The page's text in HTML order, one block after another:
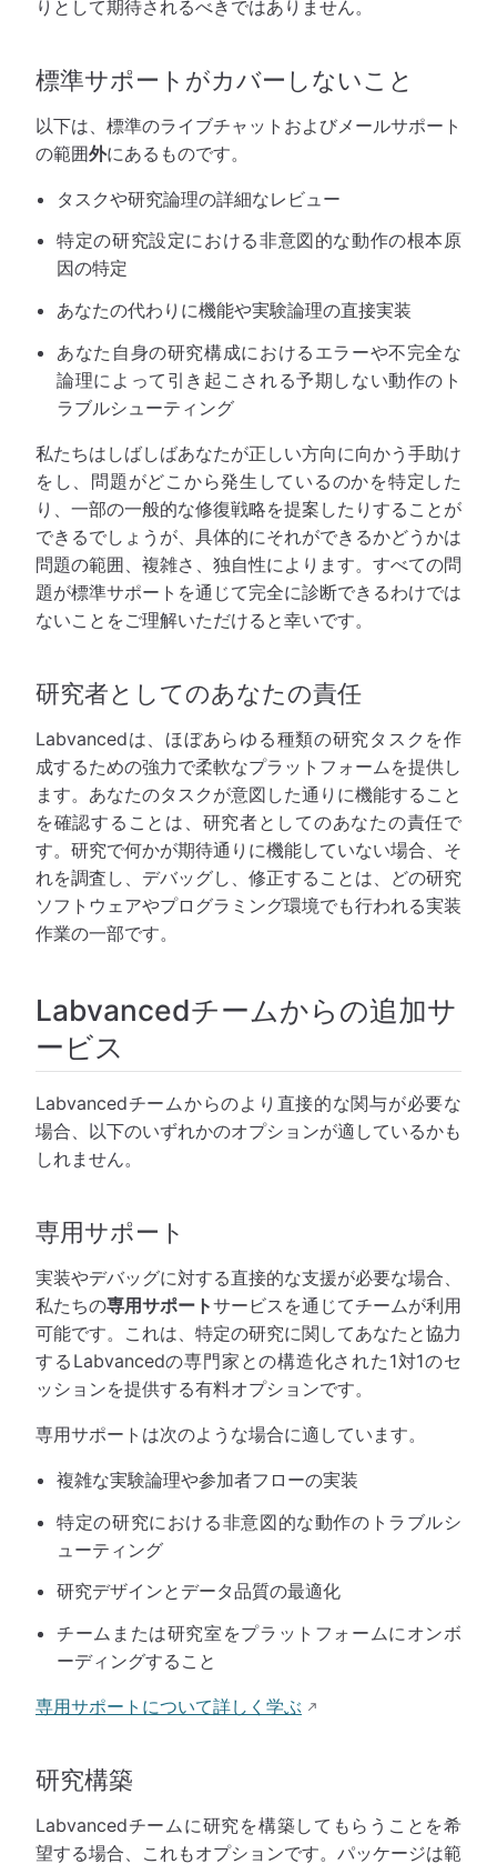
りとして期待されるべきではありません。
標準サポートがカバーしないこと
以下は、標準のライブチャットおよびメールサポート
の範囲外にあるものです。
タスクや研究論理の詳細なレビュー
特定の研究設定における非意図的な動作の根本原
因の特定
あなたの代わりに機能や実験論理の直接実装
あなた自身の研究構成におけるエラーや不完全な
論理によって引き起こされる予期しない動作のト
ラブルシューティング
私たちはしばしばあなたが正しい方向に向かう手助け
をし、問題がどこから発生しているのかを特定した
り、一部の一般的な修復戦略を提案したりすることが
できるでしょうが、具体的にそれができるかどうかは
問題の範囲、複雑さ、独自性によります。すべての問
題が標準サポートを通じて完全に診断できるわけでは
ないことをご理解いただけると幸いです。
研究者としてのあなたの責任
Labvancedは、ほぼあらゆる種類の研究タスクを作
成するための強力で柔軟なプラットフォームを提供し
ます。あなたのタスクが意図した通りに機能すること
を確認することは、研究者としてのあなたの責任で
す。研究で何かが期待通りに機能していない場合、そ
れを調査し、デバッグし、修正することは、どの研究
ソフトウェアやプログラミング環境でも行われる実装
作業の一部です。
Labvancedチームからの追加サ
ービス
Labvancedチームからのより直接的な関与が必要な
場合、以下のいずれかのオプションが適しているかも
しれません。
専用サポート
実装やデバッグに対する直接的な支援が必要な場合、
私たちの専用サポートサービスを通じてチームが利用
可能です。これは、特定の研究に関してあなたと協力
するLabvancedの専門家との構造化された1対1のセ
ッションを提供する有料オプションです。
専用サポートは次のような場合に適しています。
複雑な実験論理や参加者フローの実装
特定の研究における非意図的な動作のトラブルシ
ューティング
研究デザインとデータ品質の最適化
チームまたは研究室をプラットフォームにオンボ
ーディングすること
専用サポートについて詳しく学ぶ
研究構築
Labvancedチームに研究を構築してもらうことを希
望する場合、これもオプションです。パッケージは範